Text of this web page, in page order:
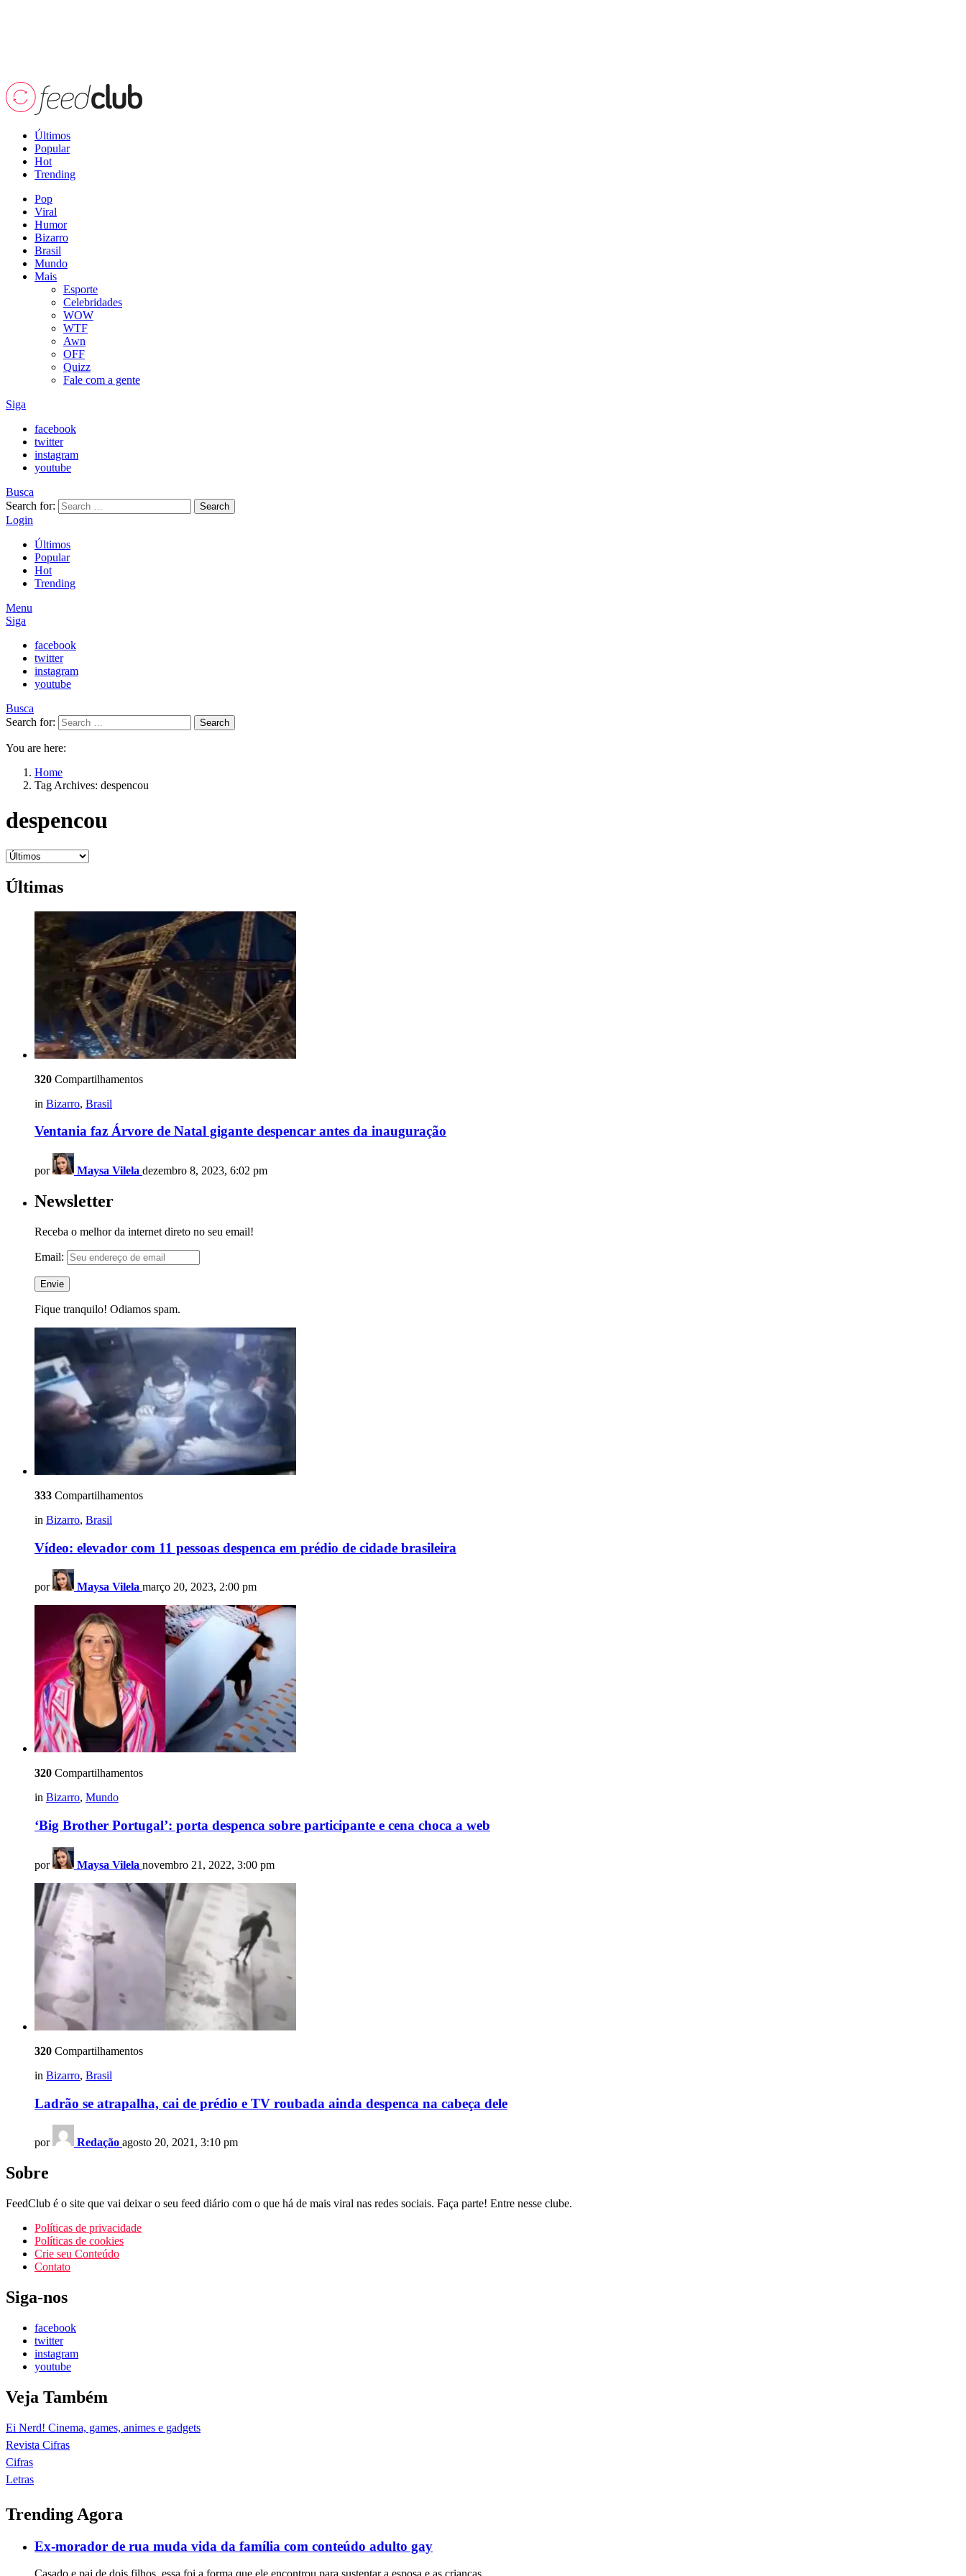
Últimos
Popular
Hot
Trending
Pop
Viral
Humor
Bizarro
Brasil
Mundo
Mais
Esporte
Celebridades
WOW
WTF
Awn
OFF
Quizz
Fale com a gente
Siga
facebook
twitter
instagram
youtube
Busca
Search for:
Search
Login
Últimos
Popular
Hot
Trending
Menu
Siga
facebook
twitter
instagram
youtube
Busca
Search for:
Search
You are here:
Home
Tag Archives: despencou
despencou
Últimas
320 Compartilhamentos
in Bizarro, Brasil
Ventania faz Árvore de Natal gigante despencar antes da inauguração
por Maysa Vilela dezembro 8, 2023, 6:02 pm
Newsletter
Receba o melhor da internet direto no seu email!
Email:
Fique tranquilo! Odiamos spam.
333 Compartilhamentos
in Bizarro, Brasil
Vídeo: elevador com 11 pessoas despenca em prédio de cidade brasileira
por Maysa Vilela março 20, 2023, 2:00 pm
320 Compartilhamentos
in Bizarro, Mundo
‘Big Brother Portugal’: porta despenca sobre participante e cena choca a web
por Maysa Vilela novembro 21, 2022, 3:00 pm
320 Compartilhamentos
in Bizarro, Brasil
Ladrão se atrapalha, cai de prédio e TV roubada ainda despenca na cabeça dele
por Redação agosto 20, 2021, 3:10 pm
Sobre
FeedClub é o site que vai deixar o seu feed diário com o que há de mais viral nas redes sociais. Faça parte! Entre nesse clube.
Políticas de privacidade
Políticas de cookies
Crie seu Conteúdo
Contato
Siga-nos
facebook
twitter
instagram
youtube
Veja Também
Ei Nerd! Cinema, games, animes e gadgets
Revista Cifras
Cifras
Letras
Trending Agora
Ex-morador de rua muda vida da família com conteúdo adulto gay